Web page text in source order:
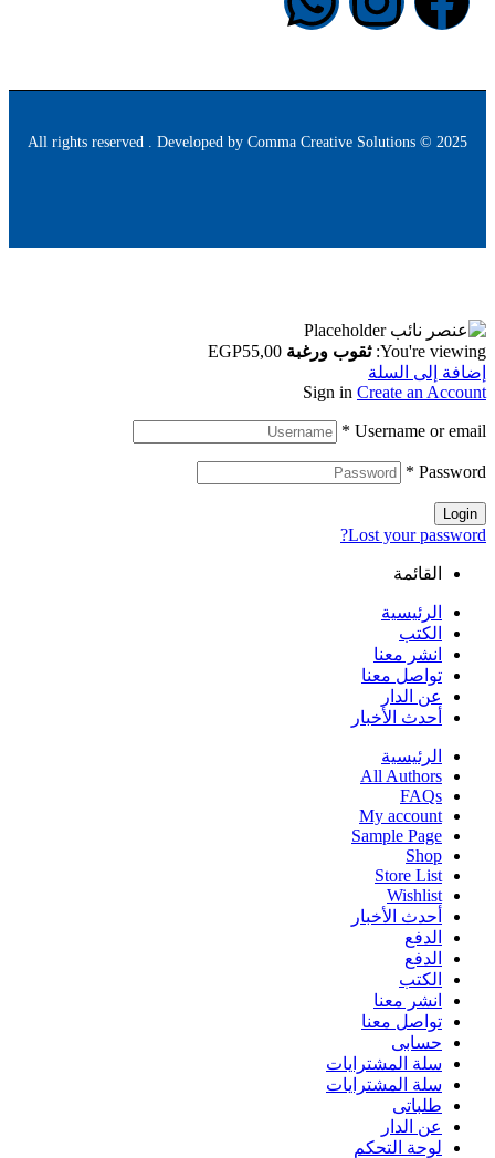
2025 © All rights reserved . Developed by
Comma Creative Solutions
You're viewing: ثقوب ورغبة EGP55,00
إضافة إلى السلة
Sign in Create an Account
Username or email
*
Password
*
Login
Lost your password?
القائمة
الرئيسية
الكتب
انشر معنا
تواصل معنا
عن الدار
أحدث الأخبار
الرئيسية
All Authors
FAQs
My account
Sample Page
Shop
Store List
Wishlist
أحدث الأخبار
الدفع
الدفع
الكتب
انشر معنا
تواصل معنا
حسابى
سلة المشترايات
سلة المشترايات
طلباتى
عن الدار
لوحة التحكم